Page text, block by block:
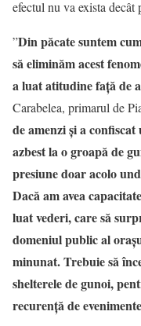
efectul nu va exista decât
”Din păcate suntem
să eliminăm acest
a luat atitudine față de
Carabelea, primarul de
de amenzi și a
azbest la o groapă de
presiune doar acolo
Dacă am avea
luat vederi, care să
domeniul public al
minunat. Trebuie să
shelterele de gunoi,
recurență de